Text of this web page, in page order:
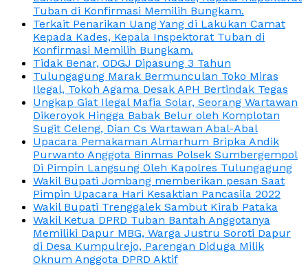
Tuban di Konfirmasi Memilih Bungkam.
Terkait Penarikan Uang Yang di Lakukan Camat
Kepada Kades, Kepala Inspektorat Tuban di
Konfirmasi Memilih Bungkam.
Tidak Benar, ODGJ Dipasung 3 Tahun
Tulungagung Marak Bermunculan Toko Miras
Ilegal, Tokoh Agama Desak APH Bertindak Tegas
Ungkap Giat Ilegal Mafia Solar, Seorang Wartawan
Dikeroyok Hingga Babak Belur oleh Komplotan
Sugit Celeng, Dian Cs Wartawan Abal-Abal
Upacara Pemakaman Almarhum Bripka Andik
Purwanto Anggota Binmas Polsek Sumbergempol
Di Pimpin Langsung Oleh Kapolres Tulungagung
Wakil Bupati Jombang memberikan pesan Saat
Pimpin Upacara Hari Kesaktian Pancasila 2022
Wakil Bupati Trenggalek Sambut Kirab Pataka
Wakil Ketua DPRD Tuban Bantah Anggotanya
Memiliki Dapur MBG, Warga Justru Soroti Dapur
di Desa Kumpulrejo, Parengan Diduga Milik
Oknum Anggota DPRD Aktif